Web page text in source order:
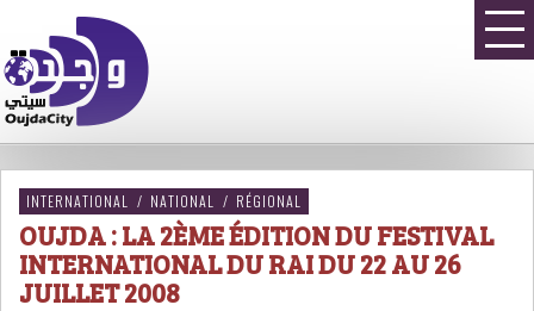
INTERNATIONAL / NATIONAL / RÉGIONAL
OUJDA : LA 2ÈME ÉDITION DU FESTIVAL
INTERNATIONAL DU RAI DU 22 AU 26
JUILLET 2008